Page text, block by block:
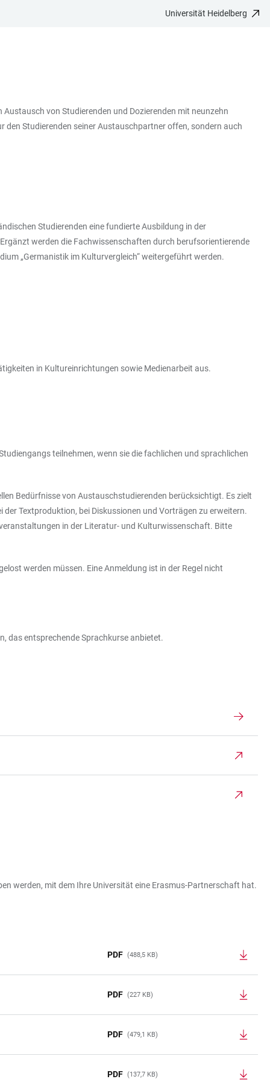
Universität Heidelberg
von Studierenden und Dozierenden mit neunzehn
Studierenden seiner Austauschpartner offen, sondern auch
Studierenden eine fundierte Ausbildung in der
werden die Fachwissenschaften durch berufsorientierende
„Germanistik im Kulturvergleich“ weitergeführt werden.
in Kultureinrichtungen sowie Medienarbeit aus.
teilnehmen, wenn sie die fachlichen und sprachlichen
Bedürfnisse von Austauschstudierenden berücksichtigt. Es zielt
Textproduktion, bei Diskussionen und Vorträgen zu erweitern.
in der Literatur- und Kulturwissenschaft. Bitte
werden müssen. Eine Anmeldung ist in der Regel nicht
das entsprechende Sprachkurse anbietet.
werden, mit dem Ihre Universität eine Erasmus-Partnerschaft hat.
PDF (488,5 KB)
PDF (227 KB)
PDF (479,1 KB)
PDF (137,7 KB)